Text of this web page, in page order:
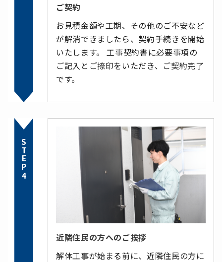
ご契約
お見積金額や工期、その他のご不安など
が解消できましたら、契約手続きを開始
いたします。 工事契約書に必要事項の
ご記入とご捺印をいただき、ご契約完了
です。
STEP4
近隣住民の方へのご挨拶
解体工事が始まる前に、近隣住民の方に